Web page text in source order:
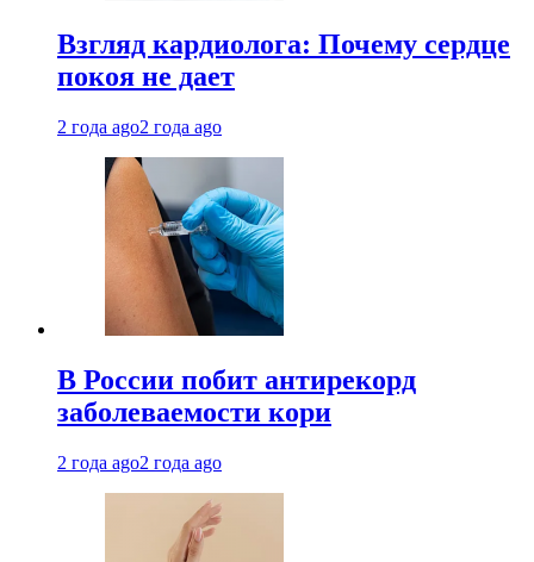
Взгляд кардиолога: Почему сердце
покоя не дает
2 года ago2 года ago
В России побит антирекорд
заболеваемости кори
2 года ago2 года ago